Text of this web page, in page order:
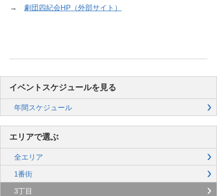
→ 劇団四紀会HP（外部サイト）
イベントスケジュールを見る
年間スケジュール
エリアで選ぶ
全エリア
1番街
3丁目